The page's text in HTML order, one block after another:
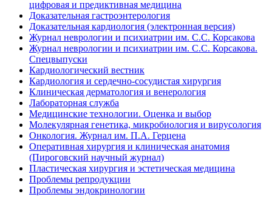
цифровая и предиктивная медицина
Доказательная гастроэнтерология
Доказательная кардиология (электронная версия)
Журнал неврологии и психиатрии им. С.С. Корсакова
Журнал неврологии и психиатрии им. С.С. Корсакова.
Спецвыпуски
Кардиологический вестник
Кардиология и сердечно-сосудистая хирургия
Клиническая дерматология и венерология
Лабораторная служба
Медицинские технологии. Оценка и выбор
Молекулярная генетика, микробиология и вирусология
Онкология. Журнал им. П.А. Герцена
Оперативная хирургия и клиническая анатомия
(Пироговский научный журнал)
Пластическая хирургия и эстетическая медицина
Проблемы репродукции
Проблемы эндокринологии